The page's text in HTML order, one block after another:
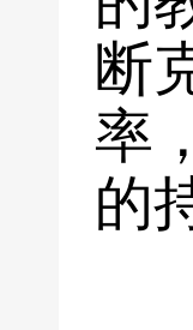
断
率
的